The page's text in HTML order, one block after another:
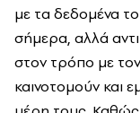
με τα δεδομένα
σήμερα, αλλά
στον τρόπο με τον
καινοτομούν και